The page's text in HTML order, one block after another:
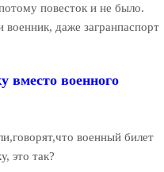
повесток и не было.
военник, даже загранпаспорт
вместо военного
военный билет
это так?